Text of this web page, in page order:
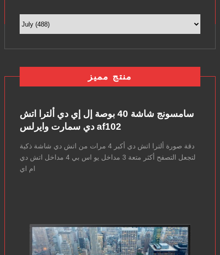
منتج مميز
سامسونج شاشة 40 بوصة إل إي دي ألترا اتش
دي سمارت وايرلس af102
دقة صورة ألترا اتش دي أكبر 4 مرات من اتش دي شاشة ذكية
لتجعل التصفح أكثر متعة 3 مداخل يو اس بي 4 مداخل اتش دي
ام اي